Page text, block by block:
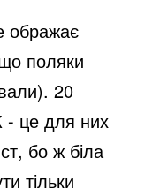
ображає
поляки
20
- це для них
бо ж біла
тільки